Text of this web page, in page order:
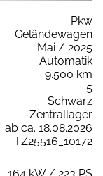
Pkw
Geländewagen
Mai / 2025
Automatik
9.500 km
5
Schwarz
Zentrallager
ab ca. 18.08.2026
TZ25516_10172